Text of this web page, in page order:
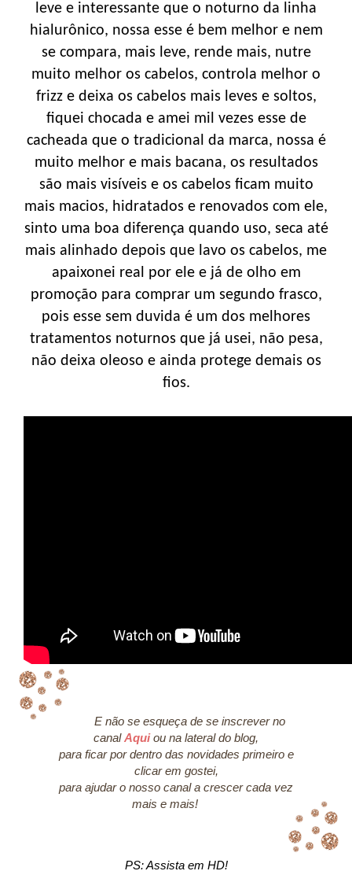
leve e interessante que o noturno da linha
hialurônico, nossa esse é bem melhor e nem
se compara, mais leve, rende mais, nutre
muito melhor os cabelos, controla melhor o
frizz e deixa os cabelos mais leves e soltos,
fiquei chocada e amei mil vezes esse de
cacheada que o tradicional da marca, nossa é
muito melhor e mais bacana, os resultados
são mais visíveis e os cabelos ficam muito
mais macios, hidratados e renovados com ele,
sinto uma boa diferença quando uso, seca até
mais alinhado depois que lavo os cabelos, me
apaixonei real por ele e já de olho em
promoção para comprar um segundo frasco,
pois esse sem duvida é um dos melhores
tratamentos noturnos que já usei, não pesa,
não deixa oleoso e ainda protege demais os
fios.
E não se esqueça de se inscrever no
canalAquiou na lateral do blog,
para ficar por dentro das novidades primeiro e
clicar em gostei,
para ajudar o nosso canal a crescer cada vez
mais e mais!
PS: Assista em HD!